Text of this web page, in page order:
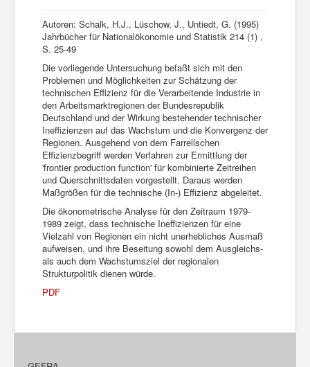
Autoren: Schalk, H.J., Lüschow, J., Untiedt, G. (1995)
Jahrbücher für Nationalökonomie und Statistik 214 (1) ,
S. 25-49
Die vorliegende Untersuchung befaßt sich mit den
Problemen und Möglichkeiten zur Schätzung der
technischen Effizienz für die Verarbeitende Industrie in
den Arbeitsmarktregionen der Bundesrepublik
Deutschland und der Wirkung bestehender technischer
Ineffizienzen auf das Wachstum und die Konvergenz der
Regionen. Ausgehend von dem Farrellschen
Effizienzbegriff werden Verfahren zur Ermittlung der
'frontier production function' für kombinierte Zeitreihen
und Querschnittsdaten vorgestellt. Daraus werden
Maßgrößen für die technische (In-) Effizienz abgeleitet.
Die ökonometrische Analyse für den Zeitraum 1979-
1989 zeigt, dass technische Ineffizienzen für eine
Vielzahl von Regionen ein nicht unerhebliches Ausmaß
aufweisen, und ihre Beseitung sowohl dem Ausgleichs-
als auch dem Wachstumsziel der regionalen
Strukturpolitik dienen würde.
PDF